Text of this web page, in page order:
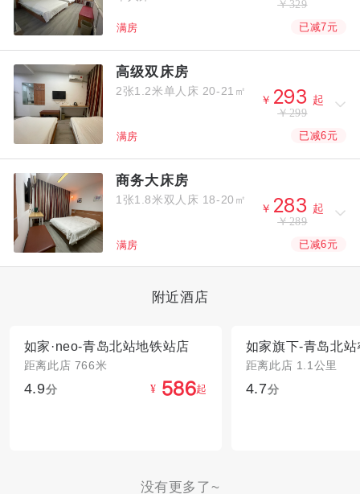
￥329
满房 已减7元
高级双床房
2张1.2米单人床 20-21㎡
￥  起
￥299
满房 已减6元
商务大床房
1张1.8米双人床 18-20㎡
￥  起
￥289
满房 已减6元
附近酒店
如家·neo-青岛北站地铁站店
距离此店 766米
4.9分 ¥ 起
如家旗下-青岛北站
距离此店 1.1公里
4.7分
没有更多了~